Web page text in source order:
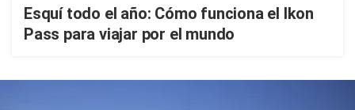
Esquí todo el año: Cómo funciona el Ikon
Pass para viajar por el mundo